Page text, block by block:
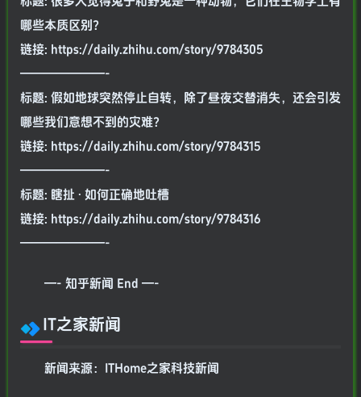
哪些本质区别？
链接: https://daily.zhihu.com/story/9784305
———————-
标题: 假如地球突然停止自转，除了昼夜交替消失，还会引发
哪些我们意想不到的灾难？
链接: https://daily.zhihu.com/story/9784315
———————-
标题: 瞎扯 · 如何正确地吐槽
链接: https://daily.zhihu.com/story/9784316
———————-
—- 知乎新闻 End —-
IT之家新闻
新闻来源：ITHome之家科技新闻